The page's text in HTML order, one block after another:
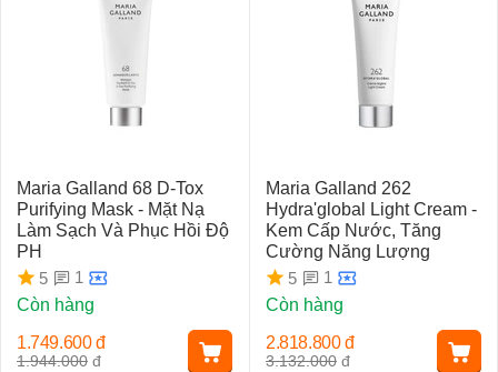
Maria Galland 68 D-Tox
Purifying Mask - Mặt Nạ
Làm Sạch Và Phục Hồi Độ
PH
5
1
Còn hàng
1.944.000 đ
1.749.600 đ
Maria Galland 262
Hydra'global Light Cream -
Kem Cấp Nước, Tăng
Cường Năng Lượng
5
1
Còn hàng
3.132.000 đ
2.818.800 đ